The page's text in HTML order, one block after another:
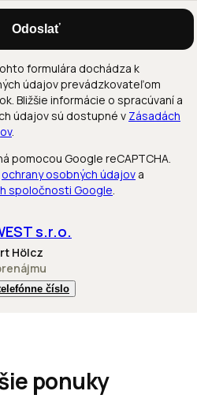
Odoslať
formulára dochádza k
údajov prevádzkovateľom
Bližšie informácie o spracúvaní a
údajov sú dostupné v Zásadách
.
pomocou Google reCAPTCHA.
ochrany osobných údajov a
spoločnosti Google.
s.r.o.
Hölcz
číslo
ponuky